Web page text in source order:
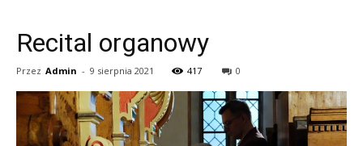
Recital organowy
Przez Admin - 9 sierpnia 2021 417 0